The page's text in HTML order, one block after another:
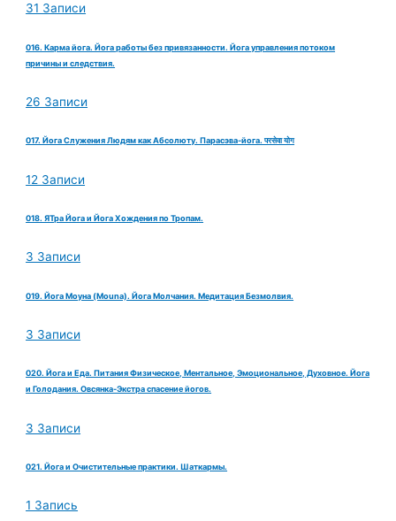
31 Записи
016. Карма йога. Йога работы без привязанности. Йога управления потоком
причины и следствия.
26 Записи
017. Йога Служения Людям как Абсолюту. Парасэва-йога. परसेवा योग
12 Записи
018. ЯТра Йога и Йога Хождения по Тропам.
3 Записи
019. Йога Моуна (Mouna). Йога Молчания. Медитация Безмолвия.
3 Записи
020. Йога и Еда. Питания Физическое, Ментальное, Эмоциональное, Духовное. Йога
и Голодания. Овсянка-Экстра спасение йогов.
3 Записи
021. Йога и Очистительные практики. Шаткармы.
1 Запись